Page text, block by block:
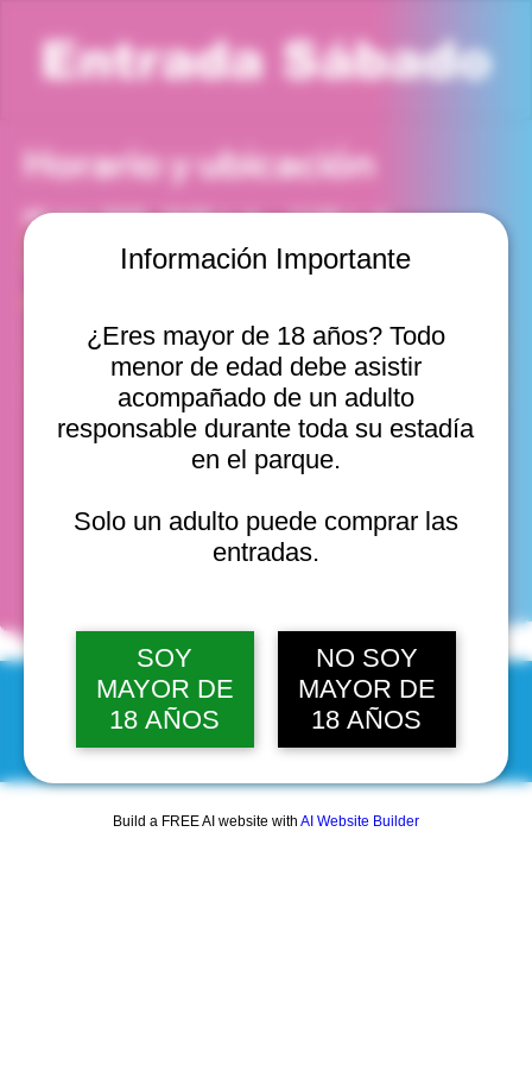
Información Importante
¿Eres mayor de 18 años? Todo
menor de edad debe asistir
acompañado de un adulto
responsable durante toda su estadía
en el parque.
Solo un adulto puede comprar las
entradas.
SOY
MAYOR DE
18 AÑOS
NO SOY
MAYOR DE
18 AÑOS
Build a FREE AI website with AI Website Builder
Entrada Sábado
Horario y ubicación
09 may 2026, 10:00 a. m. – 11:00 a. m.
Viña del Mar, Cam. Internacional 2440, Viña del Mar,
Valparaíso, Chile
sáb, 15 ago, 10:00 a. m.
sáb, 15 ago, 11:00 a. m.
sáb, 15 ago, 12:00 p. m.
Ver 11
fechas
© 2025 by Scantastic.